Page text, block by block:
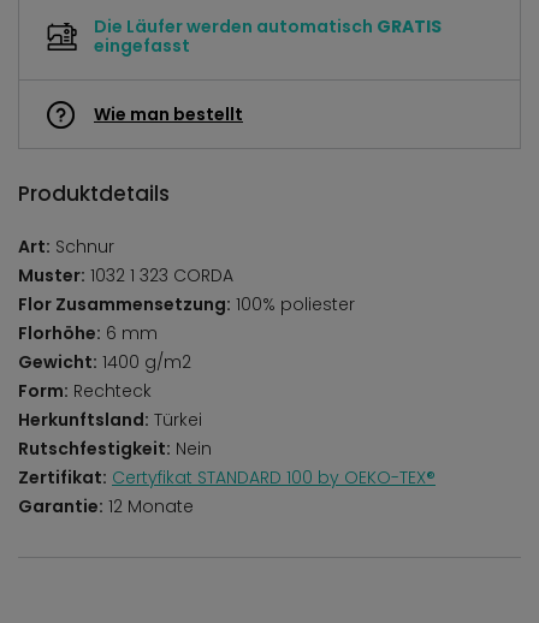
Die Läufer werden automatisch GRATIS
eingefasst
Wie man bestellt
Produktdetails
Art: Schnur
Muster: 1032 1 323 CORDA
Flor Zusammensetzung: 100% poliester
Florhöhe: 6 mm
Gewicht: 1400 g/m2
Form: Rechteck
Herkunftsland: Türkei
Rutschfestigkeit: Nein
Zertifikat: Certyfikat STANDARD 100 by OEKO-TEX®
Garantie: 12 Monate